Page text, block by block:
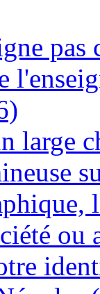
pas
large